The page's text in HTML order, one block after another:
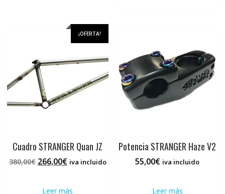
¡OFERTA!
Cuadro STRANGER Quan JZ
380,00€ El
266,00€Eliva incluido
Leer más
Potencia STRANGER Haze V2
55,00€ iva incluido
Leer más